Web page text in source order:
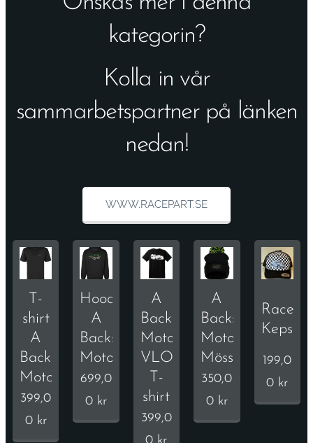
kategorin?
Kolla in vår
sammarbetspartner på länken
nedan!
WWW.RACEPART.SE
T-
shirt
A
Backström
Motorsport
399,0
0kr
Hoodie
A
Backström
Motorsport
699,0
0 kr
A
Backström
Motorsport
VLOG
T-
shirt
399,0
A
Backström
Motorsport
Mössa
350,0
0kr
Keps
199,0
0 kr